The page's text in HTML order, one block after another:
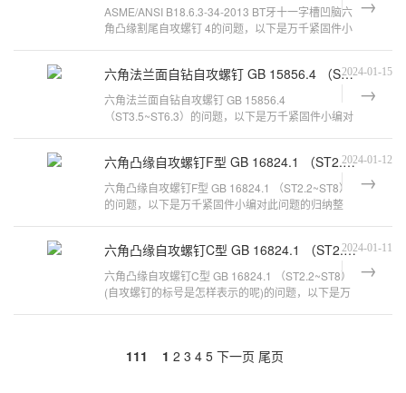
ASME/ANSI B18.6.3-34-2013 BT牙十一字槽凹脑六
角凸缘割尾自攻螺钉 4的问题，以下是万千紧固件小
六角法兰面自钻自攻螺钉 GB 15856.4 （ST3.5~ST6.3）
2024-01-15
六角法兰面自钻自攻螺钉 GB 15856.4
（ST3.5~ST6.3）的问题，以下是万千紧固件小编对
六角凸缘自攻螺钉F型 GB 16824.1 （ST2.2~ST8）
2024-01-12
六角凸缘自攻螺钉F型 GB 16824.1 （ST2.2~ST8）
的问题，以下是万千紧固件小编对此问题的归纳整
六角凸缘自攻螺钉C型 GB 16824.1 （ST2.2~ST8）
2024-01-11
六角凸缘自攻螺钉C型 GB 16824.1 （ST2.2~ST8）
(自攻螺钉的标号是怎样表示的呢)的问题，以下是万
111 1 2 3 4 5 下一页 尾页